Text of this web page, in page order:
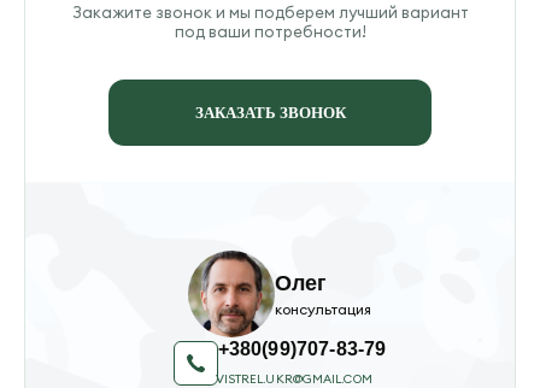
Закажите звонок и мы подберем лучший вариант
под ваши потребности!
ЗАКАЗАТЬ ЗВОНОК
Олег
консультация
+380(99)707-83-79
VISTREL.UKR@GMAIL.COM